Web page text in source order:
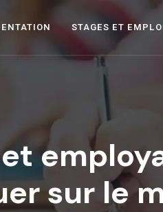
STAGES ET
sur le